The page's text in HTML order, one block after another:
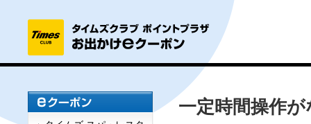
一定時間操作